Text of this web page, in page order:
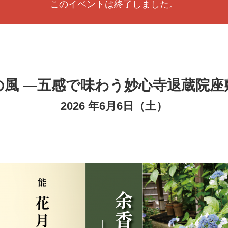
このイベントは終了しました。
風 —五感で味わう妙心寺退蔵院
2026 年6月6日（土）